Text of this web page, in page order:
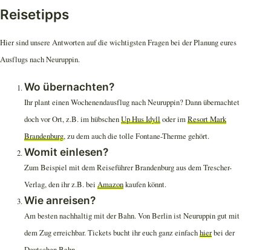
Reisetipps
Hier sind unsere Antworten auf die wichtigsten Fragen bei der Planung eures
Ausflugs nach Neuruppin.
Wo übernachten?
Ihr plant einen Wochenendausflug nach Neuruppin? Dann übernachtet
doch vor Ort, z.B. im hübschenUp Hus Idylloder imResort Mark
Brandenburg, zu dem auch die tolle Fontane-Therme gehört.
Womit einlesen?
Zum Beispiel mit dem Reiseführer Brandenburg aus dem Trescher-
Verlag, den ihr z.B. bei Amazonkaufen könnt.
Wie anreisen?
Am besten nachhaltig mit der Bahn. Von Berlin ist Neuruppin gut mit
dem Zug erreichbar. Tickets bucht ihr euch ganz einfachhierbei der